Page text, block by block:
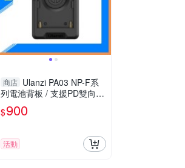
商店 Ulanzi PA03 NP-F系
列電池背板 / 支援PD雙向快
充、USB-A、DC / 內建電量
指示燈(公司貨)
$900
活動